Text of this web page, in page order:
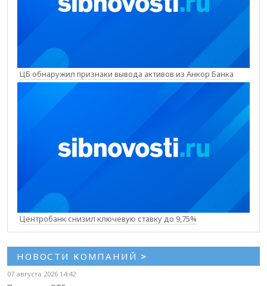
ЦБ обнаружил признаки вывода активов из Анкор Банка
Центробанк снизил ключевую ставку до 9,75%
НОВОСТИ КОМПАНИЙ >
07 августа 2026 14:42